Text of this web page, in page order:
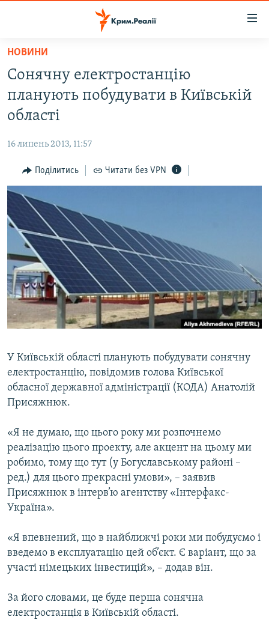
Перейти
основного
матеріалу
Перейти
до
основної
Перейти
до
пошуку
ВОДА.КРИМ
ВІДЕО ТА ФОТО
БЛОГИ
ПОГЛЯД
ІНТЕРВ'Ю
ВСЕ ЗА ДЕНЬ
СПЕЦПРОЕКТИ
ДЕПОРТАЦІЯ
ВІДЕОУРОКИ «ELIFBE»
СВІДЧЕННЯ ОКУПАЦІЇ
УКРАЇНСЬКА ПРОБЛЕМА КРИМУ
ЯК ОБІЙТИ БЛОКУВАННЯ
Русский
Qırımtatar
Усі сайти RFE/RL
НОВИНИ
Сонячну електростанцію
планують побудувати в Київській
області
16 липень 2013, 11:57
Поділитись Читати без VPN
У Київській області планують побудувати сонячну
електростанцію, повідомив голова Київської
обласної державної адміністрації (КОДА) Анатолій
Присяжнюк.
«Я не думаю, що цього року ми розпочнемо
реалізацію цього проекту, але акцент на цьому ми
робимо, тому що тут (у Богуславському районі –
ред.) для цього прекрасні умови», – заявив
Присяжнюк в інтерв’ю агентству «Інтерфакс-
Україна».
«Я впевнений, що в найближчі роки ми побудуємо і
введемо в експлуатацію цей об’єкт. Є варіант, що за
участі німецьких інвестицій», – додав він.
За його словами, це буде перша сонячна
електростанція в Київській області.